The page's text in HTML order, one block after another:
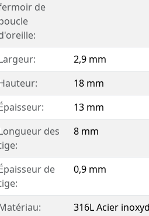
de
2,9 mm
18 mm
13 mm
des
8 mm
de
0,9 mm
316L Acier